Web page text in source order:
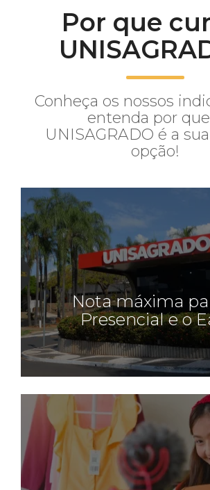
Por que
Conheça os nossos
entenda por
UNISAGRADO é a
opção!
Nota máxima
Presencial e o